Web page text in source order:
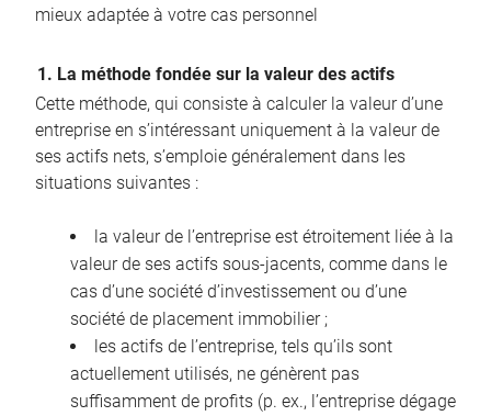
mieux adaptée à votre cas personnel
1. La méthode fondée sur la valeur des actifs
Cette méthode, qui consiste à calculer la valeur d’une
entreprise en s’intéressant uniquement à la valeur de
ses actifs nets, s’emploie généralement dans les
situations suivantes :
la valeur de l’entreprise est étroitement liée à la
valeur de ses actifs sous-jacents, comme dans le
cas d’une société d’investissement ou d’une
société de placement immobilier ;
les actifs de l’entreprise, tels qu’ils sont
actuellement utilisés, ne génèrent pas
suffisamment de profits (p. ex., l’entreprise dégage